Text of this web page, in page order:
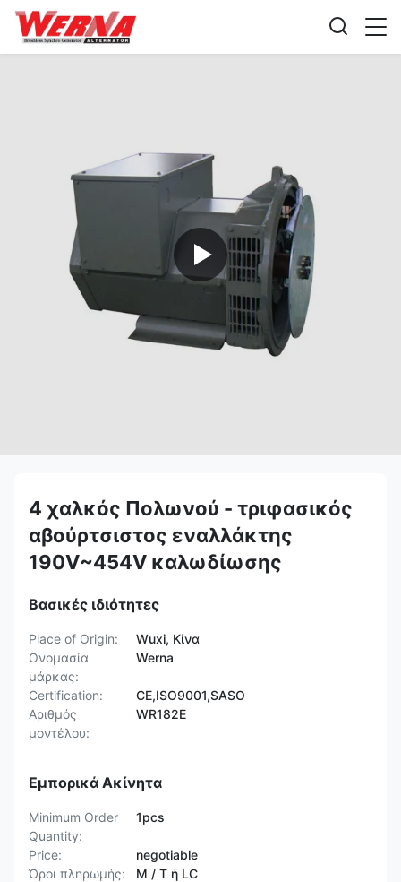
4 χαλκός Πολωνού - τριφασικός
αβούρτσιστος εναλλάκτης
190V~454V καλωδίωσης
Βασικές ιδιότητες
Place of Origin:
Wuxi, Κίνα
Ονομασία
μάρκας:
Werna
Certification:
CE,ISO9001,SASO
Αριθμός
μοντέλου:
WR182E
Εμπορικά Ακίνητα
Minimum Order
Quantity:
1pcs
Price:
negotiable
Όροι πληρωμής:
Μ / Τ ή LC